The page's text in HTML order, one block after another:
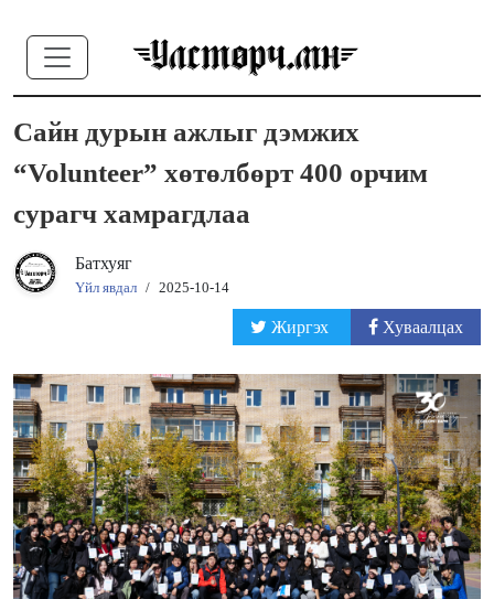
Сайн дурын ажлыг дэмжих
“Volunteer” хөтөлбөрт 400 орчим
сурагч хамрагдлаа
Батхуяг
Үйл явдал / 2025-10-14
Жиргэх Хуваалцах